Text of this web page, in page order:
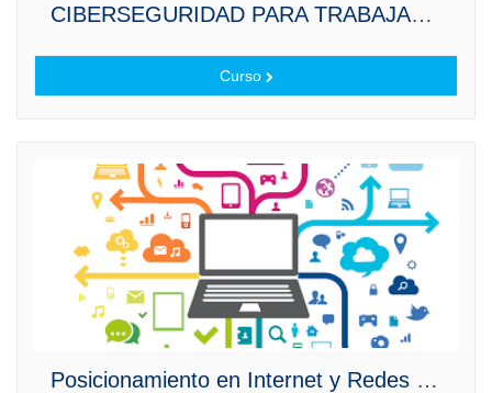
CIBERSEGURIDAD PARA TRABAJADORES
Curso
Posicionamiento en Internet y Redes Sociales